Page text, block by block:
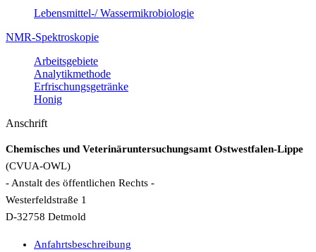
Lebensmittel-/ Wassermikrobiologie
NMR-Spektroskopie
Arbeitsgebiete
Analytikmethode
Erfrischungsgetränke
Honig
Anschrift
Chemisches und Veterinäruntersuchungsamt Ostwestfalen-Lippe
(CVUA-OWL)
- Anstalt des öffentlichen Rechts -
Westerfeldstraße 1
D-32758 Detmold
Anfahrtsbeschreibung